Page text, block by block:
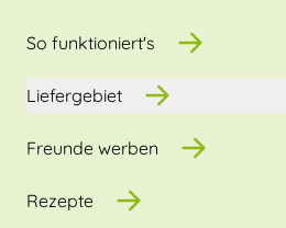
So funktioniert's
Liefergebiet
Freunde werben
Rezepte